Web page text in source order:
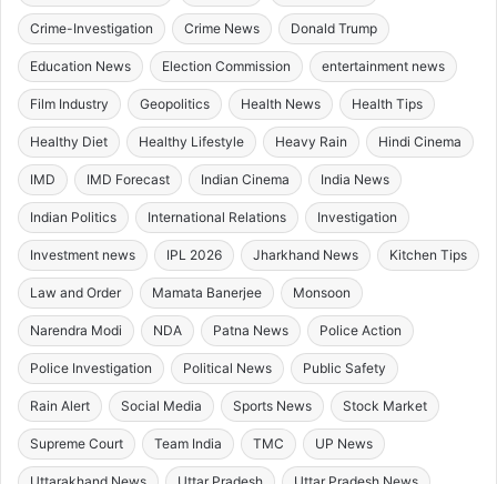
Crime-Investigation Crime News Donald Trump
Education News Election Commission entertainment news
Film Industry Geopolitics Health News Health Tips
Healthy Diet Healthy Lifestyle Heavy Rain Hindi Cinema
IMD IMD Forecast Indian Cinema India News
Indian Politics International Relations Investigation
Investment news IPL 2026 Jharkhand News Kitchen Tips
Law and Order Mamata Banerjee Monsoon
Narendra Modi NDA Patna News Police Action
Police Investigation Political News Public Safety
Rain Alert Social Media Sports News Stock Market
Supreme Court Team India TMC UP News
Uttarakhand News Uttar Pradesh Uttar Pradesh News